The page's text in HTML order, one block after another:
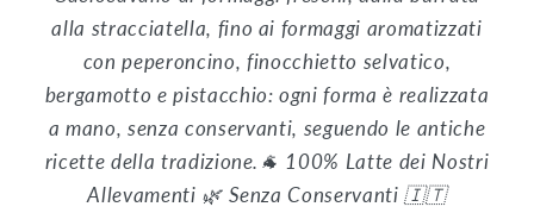
alla stracciatella, fino ai formaggi aromatizzati
con peperoncino, finocchietto selvatico,
bergamotto e pistacchio: ogni forma è realizzata
a mano, senza conservanti, seguendo le antiche
ricette della tradizione.🐐 100% Latte dei Nostri
Allevamenti 🌿 Senza Conservanti 🇮🇹